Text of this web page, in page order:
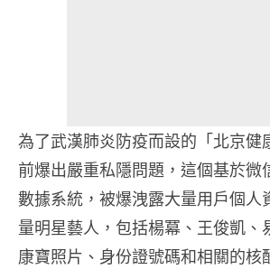
為了武漢肺炎防疫而設的「北京健
前爆出嚴重私隱問題，這個基於微
數據系統，被爆洩露大量用戶個人
量明星藝人，包括楊冪、王俊凱、
康寶照片、身份證號碼和相關的核